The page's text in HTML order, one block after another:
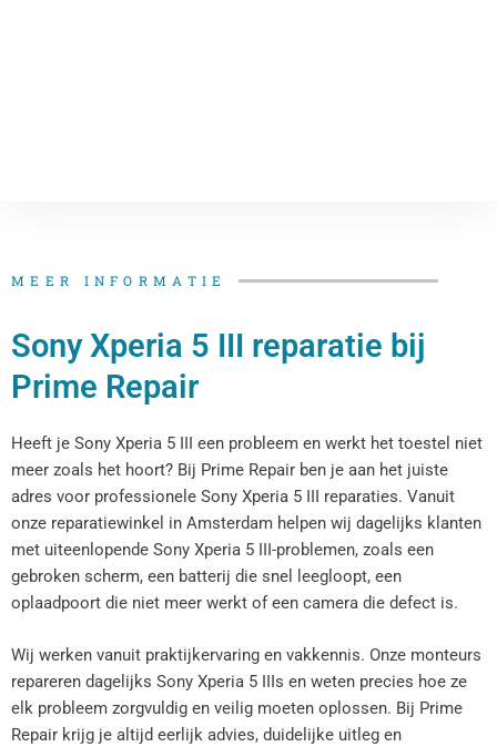
MEER INFORMATIE
Sony Xperia 5 III reparatie bij
Prime Repair
Heeft je Sony Xperia 5 III een probleem en werkt het toestel niet
meer zoals het hoort? Bij Prime Repair ben je aan het juiste
adres voor professionele Sony Xperia 5 III reparaties. Vanuit
onze reparatiewinkel in Amsterdam helpen wij dagelijks klanten
met uiteenlopende Sony Xperia 5 III-problemen, zoals een
gebroken scherm, een batterij die snel leegloopt, een
oplaadpoort die niet meer werkt of een camera die defect is.
Wij werken vanuit praktijkervaring en vakkennis. Onze monteurs
repareren dagelijks Sony Xperia 5 IIIs en weten precies hoe ze
elk probleem zorgvuldig en veilig moeten oplossen. Bij Prime
Repair krijg je altijd eerlijk advies, duidelijke uitleg en